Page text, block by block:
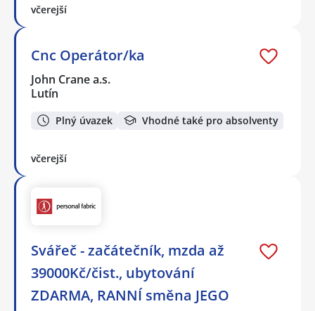
včerejší
Cnc Operátor/ka
John Crane a.s.
Lutín
Plný úvazek Vhodné také pro absolventy
včerejší
Svářeč - začátečník, mzda až
39000Kč/čist., ubytování
ZDARMA, RANNÍ směna JEGO